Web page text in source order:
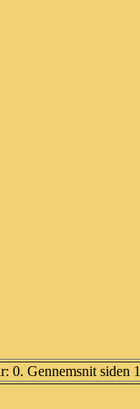
0. Gennemsnit siden